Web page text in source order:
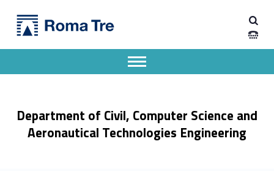
Ricognizione interna master MAMM - Dipartimento di Ingegneria Civile, Informatica e delle Tecnologie Aeronautiche
Department of Civil, Computer Science and
Aeronautical Technologies Engineering
Apri il menu secondario
Header info sidebar